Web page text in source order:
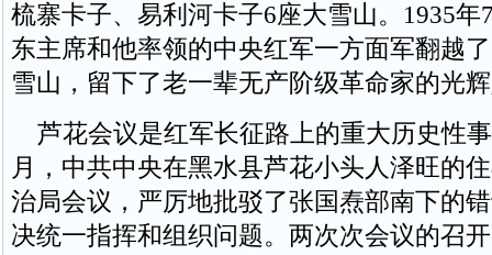
梳寨卡子、易利河卡子6座大雪山。1935年
东主席和他率领的中央红军一方面军翻越
雪山，留下了老一辈无产阶级革命家的光
芦花会议是红军长征路上的重大历史性
月，中共中央在黑水县芦花小头人泽旺的
治局会议，严厉地批驳了张国焘部南下的
决统一指挥和组织问题。两次次会议的召